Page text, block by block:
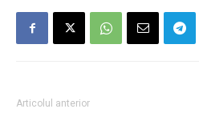
Articolul anterior